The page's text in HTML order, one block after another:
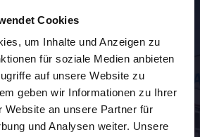
Cookies
um Inhalte und Anzeigen zu
für soziale Medien anbieten
auf unsere Website zu
geben wir Informationen zu Ihrer
Website an unsere Partner für
und Analysen weiter. Unsere
Leisten für